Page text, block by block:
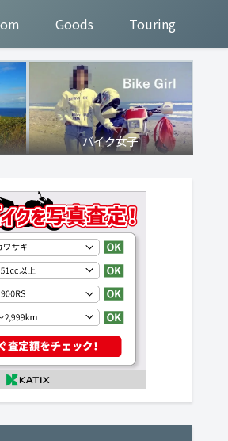
Goods Touring
バイク女子